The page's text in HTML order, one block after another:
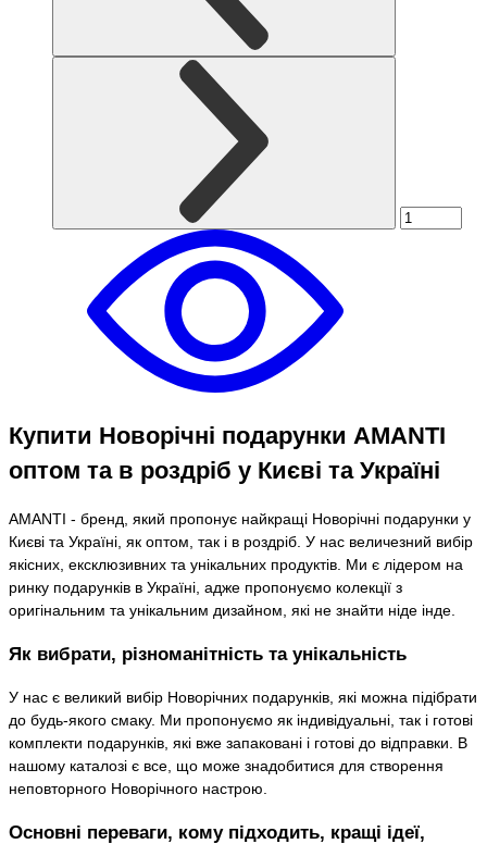
Купити Новорічні подарунки AMANTI
оптом та в роздріб у Києві та Україні
AMANTI - бренд, який пропонує найкращі Новорічні подарунки у
Києві та Україні, як оптом, так і в роздріб. У нас величезний вибір
якісних, ексклюзивних та унікальних продуктів. Ми є лідером на
ринку подарунків в Україні, адже пропонуємо колекції з
оригінальним та унікальним дизайном, які не знайти ніде інде.
Як вибрати, різноманітність та унікальність
У нас є великий вибір Новорічних подарунків, які можна підібрати
до будь-якого смаку. Ми пропонуємо як індивідуальні, так і готові
комплекти подарунків, які вже запаковані і готові до відправки. В
нашому каталозі є все, що може знадобитися для створення
неповторного Новорічного настрою.
Основні переваги, кому підходить, кращі ідеї,